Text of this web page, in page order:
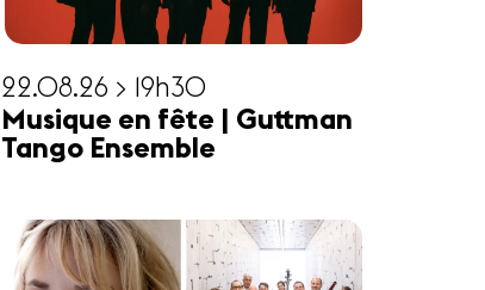
22.08.26 > 19h30
Musique en fête | Guttman
Tango Ensemble